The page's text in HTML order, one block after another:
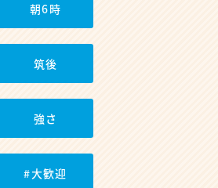
朝6時
筑後
強さ
#大歓迎